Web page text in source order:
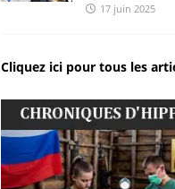
17 juin 2025
Cliquez ici pour tous les